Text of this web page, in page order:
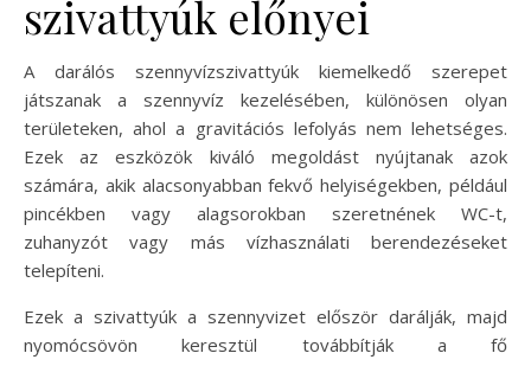
szivattyúk előnyei
A darálós szennyvízszivattyúk kiemelkedő szerepet
játszanak a szennyvíz kezelésében, különösen olyan
területeken, ahol a gravitációs lefolyás nem lehetséges.
Ezek az eszközök kiváló megoldást nyújtanak azok
számára, akik alacsonyabban fekvő helyiségekben, például
pincékben vagy alagsorokban szeretnének WC-t,
zuhanyzót vagy más vízhasználati berendezéseket
telepíteni.
Ezek a szivattyúk a szennyvizet először darálják, majd
nyomócsövön keresztül továbbítják a fő